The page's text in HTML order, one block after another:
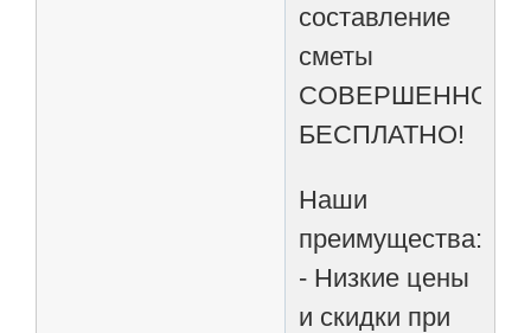
составление
сметы
СОВЕРШЕННО
БЕСПЛАТНО!
Наши
преимущества:
- Низкие цены
и скидки при